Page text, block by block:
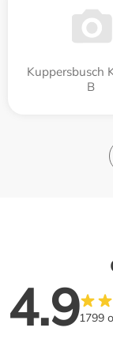
Kuppersbusch
B
4.91799